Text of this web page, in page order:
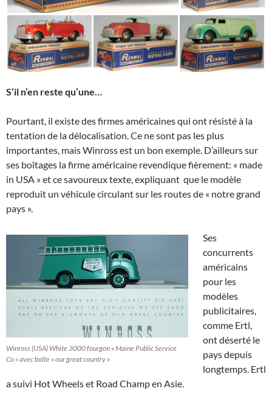
S’il n’en reste qu’une…
Pourtant, il existe des firmes américaines qui ont résisté à la
tentation de la délocalisation. Ce ne sont pas les plus
importantes, mais Winross est un bon exemple. D’ailleurs sur
ses boîtages la firme américaine revendique fièrement: « made
in USA » et ce savoureux texte, expliquant que le modèle
reproduit un véhicule circulant sur les routes de « notre grand
pays ».
Winross (USA) White 3000 fourgon « Maine Public Service
Co » avec boîte « our great country »
Ses
concurrents
américains
pour les
modèles
publicitaires,
comme Ertl,
ont déserté le
pays depuis
longtemps. Ertl
a suivi Hot Wheels et Road Champ en Asie.